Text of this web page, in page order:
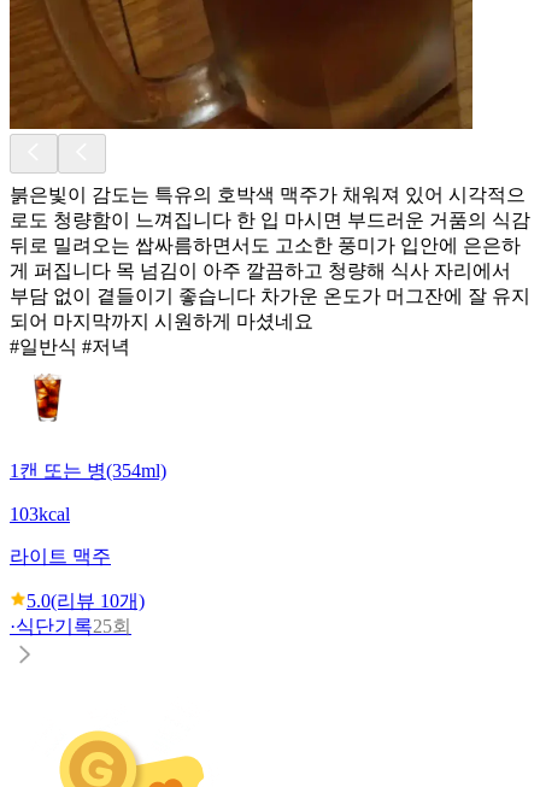
붉은빛이 감도는 특유의 호박색 맥주가 채워져 있어 시각적으
로도 청량함이 느껴집니다 한 입 마시면 부드러운 거품의 식감
뒤로 밀려오는 쌉싸름하면서도 고소한 풍미가 입안에 은은하
게 퍼집니다 목 넘김이 아주 깔끔하고 청량해 식사 자리에서
부담 없이 곁들이기 좋습니다 차가운 온도가 머그잔에 잘 유지
되어 마지막까지 시원하게 마셨네요
#일반식 #저녁
1캔 또는 병(354ml)
103kcal
라이트 맥주
5.0(리뷰 10개)
·식단기록25회